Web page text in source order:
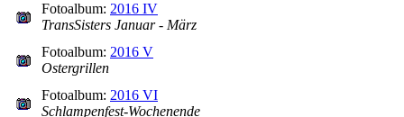
Fotoalbum: 2016 IV
TransSisters Januar - März
Fotoalbum: 2016 V
Ostergrillen
Fotoalbum: 2016 VI
Schlampenfest-Wochenende